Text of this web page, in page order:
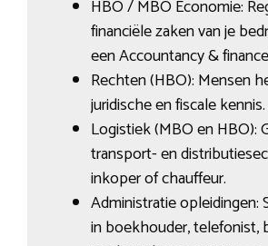
HBO / MBO Economie:
financiële zaken van je
een Accountancy &
Rechten (HBO): Mensen
juridische en fiscale kennis.
Logistiek (MBO en HBO):
transport- en
inkoper of chauffeur.
Administratie opleidingen:
in boekhouder, telefonist,